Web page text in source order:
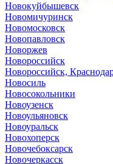
Новокуйбышевск
Новомичуринск
Новомосковск
Новопавловск
Новоржев
Новороссийск
Новороссийск,
Новосиль
Новосокольники
Новоузенск
Новоульяновск
Новоуральск
Новохоперск
Новочебоксарск
Новочеркасск